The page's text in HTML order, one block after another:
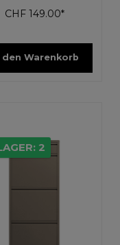
CHF 149.00*
den Warenkorb
2